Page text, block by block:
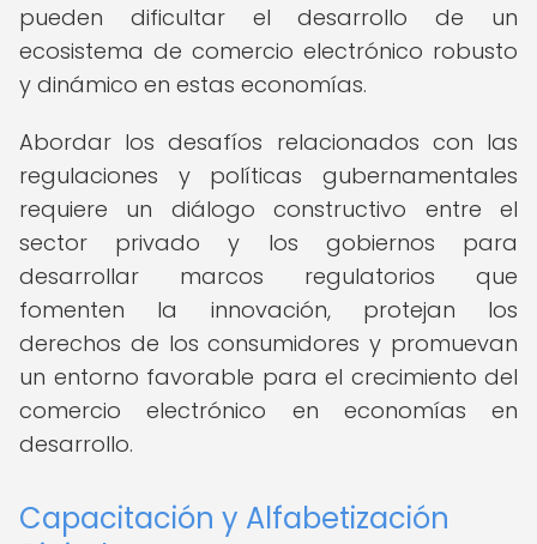
pueden dificultar el desarrollo de un
ecosistema de comercio electrónico robusto
y dinámico en estas economías.
Abordar los desafíos relacionados con las
regulaciones y políticas gubernamentales
requiere un diálogo constructivo entre el
sector privado y los gobiernos para
desarrollar marcos regulatorios que
fomenten la innovación, protejan los
derechos de los consumidores y promuevan
un entorno favorable para el crecimiento del
comercio electrónico en economías en
desarrollo.
Capacitación y Alfabetización